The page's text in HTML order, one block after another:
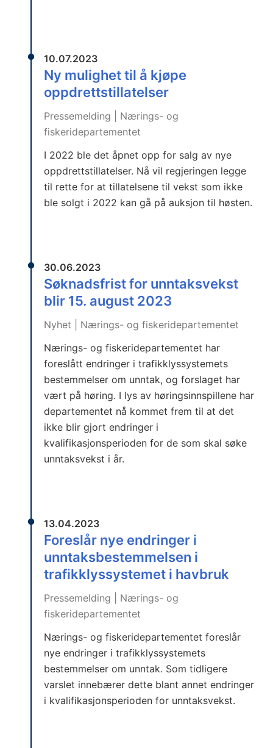
10.07.2023
Ny mulighet til å kjøpe
oppdrettstillatelser
Pressemelding | Nærings- og
fiskeridepartementet
I 2022 ble det åpnet opp for salg av nye
oppdrettstillatelser. Nå vil regjeringen legge
til rette for at tillatelsene til vekst som ikke
ble solgt i 2022 kan gå på auksjon til høsten.
30.06.2023
Søknadsfrist for unntaksvekst
blir 15. august 2023
Nyhet | Nærings- og fiskeridepartementet
Nærings- og fiskeridepartementet har
foreslått endringer i trafikklyssystemets
bestemmelser om unntak, og forslaget har
vært på høring. I lys av høringsinnspillene har
departementet nå kommet frem til at det
ikke blir gjort endringer i
kvalifikasjonsperioden for de som skal søke
unntaksvekst i år.
13.04.2023
Foreslår nye endringer i
unntaksbestemmelsen i
trafikklyssystemet i havbruk
Pressemelding | Nærings- og
fiskeridepartementet
Nærings- og fiskeridepartementet foreslår
nye endringer i trafikklyssystemets
bestemmelser om unntak. Som tidligere
varslet innebærer dette blant annet endringer
i kvalifikasjonsperioden for unntaksvekst.